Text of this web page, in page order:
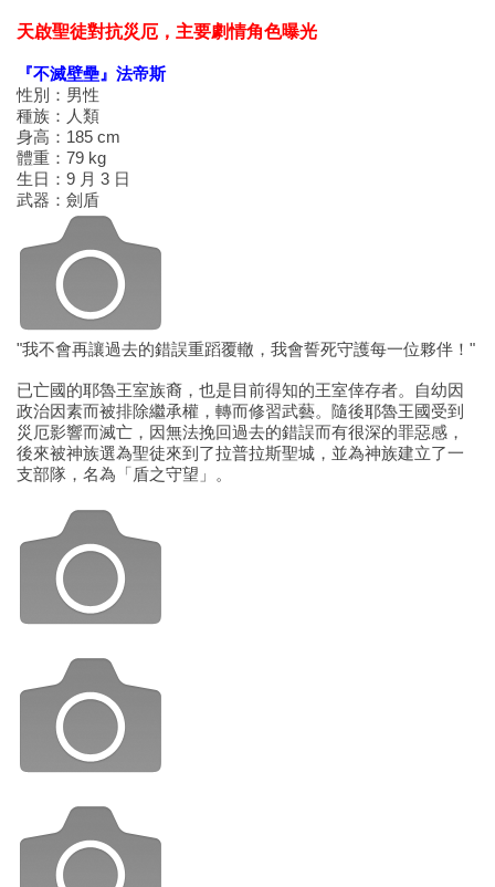
天啟聖徒對抗災厄，主要劇情角色曝光
『不滅壁壘』法帝斯
性別：男性
種族：人類
身高：185 cm
體重：79 kg
生日：9 月 3 日
武器：劍盾
"我不會再讓過去的錯誤重蹈覆轍，我會誓死守護每一位夥伴！"
已亡國的耶魯王室族裔，也是目前得知的王室倖存者。自幼因
政治因素而被排除繼承權，轉而修習武藝。隨後耶魯王國受到
災厄影響而滅亡，因無法挽回過去的錯誤而有很深的罪惡感，
後來被神族選為聖徒來到了拉普拉斯聖城，並為神族建立了一
支部隊，名為「盾之守望」。